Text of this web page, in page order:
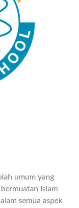
umum yang
Islam
semua aspek